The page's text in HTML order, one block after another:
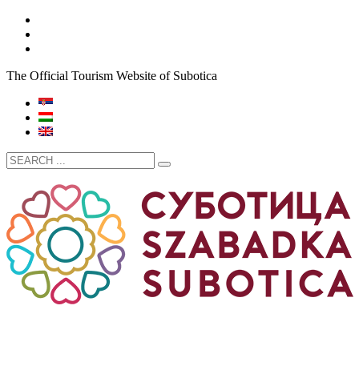
The Official Tourism Website of Subotica